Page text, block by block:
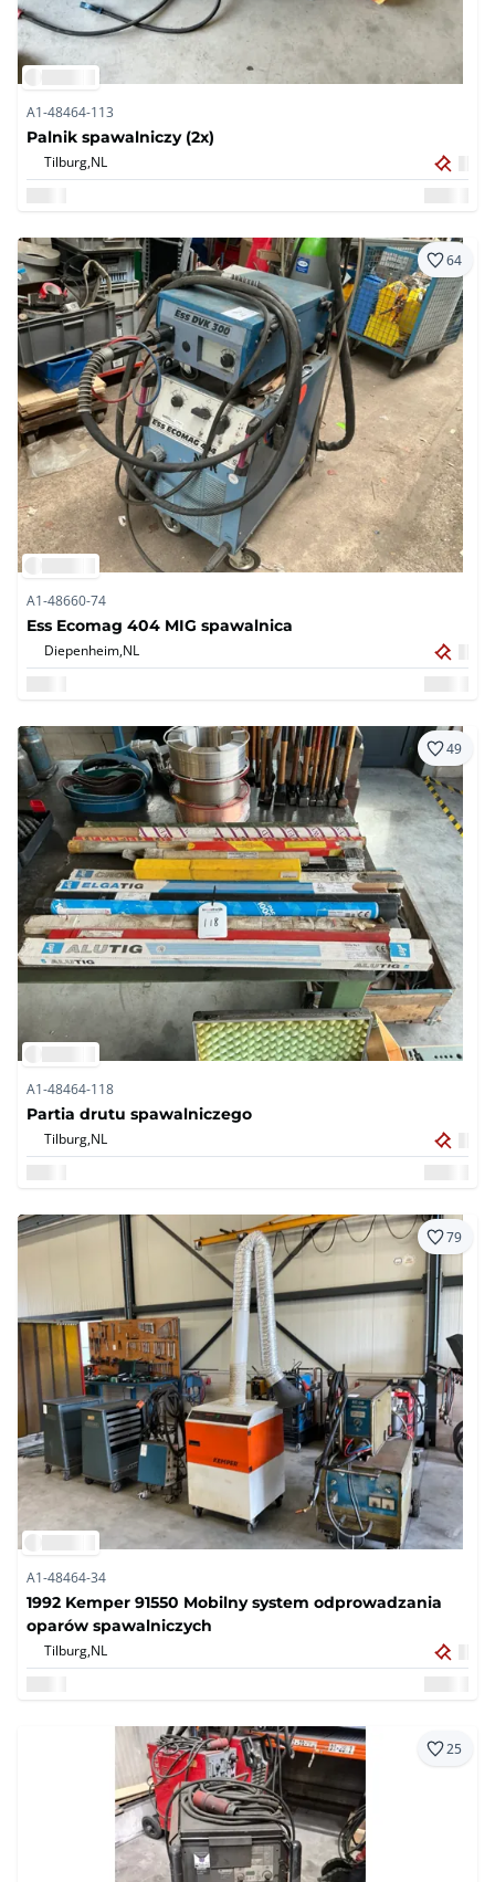
A1-48464-113
Palnik spawalniczy (2x)
Tilburg,NL
64
A1-48660-74
Ess Ecomag 404 MIG spawalnica
Diepenheim,NL
49
A1-48464-118
Partia drutu spawalniczego
Tilburg,NL
79
A1-48464-34
1992 Kemper 91550 Mobilny system odprowadzania
oparów spawalniczych
Tilburg,NL
25